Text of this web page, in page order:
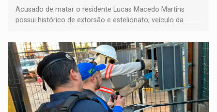
Acusado de matar o residente Lucas Macedo Martins
possui histórico de extorsão e estelionato; veículo da